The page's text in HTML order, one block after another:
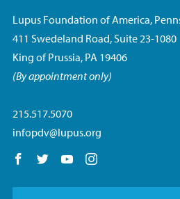
Lupus Foundation of America,
411 Swedeland Road, Suite 23-1080
King of Prussia, PA 19406
(By appointment only)
215.517.5070
infopdv@lupus.org
Follow us on Facebook
Follow us on Twitter
Follow us on YouTube